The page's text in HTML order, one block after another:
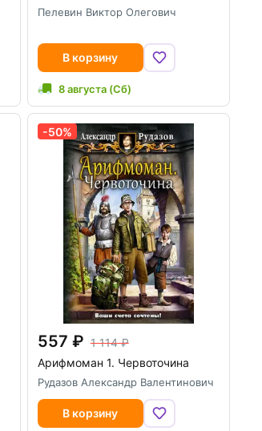
Пелевин Виктор Олегович
В корзину
8 августа (Сб)
-50%
557
1 114
Арифмоман 1. Червоточина
Рудазов Александр Валентинович
В корзину